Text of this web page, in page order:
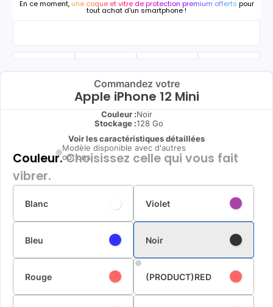
En ce moment, une coque et vitre de protection premium offerts pour
tout achat d'un smartphone !
Commandez votre
Apple iPhone 12 Mini
Couleur :Noir
Stockage :128 Go
Voir les caractéristiques détaillées
Modèle disponible avec d'autres
options
Couleur.Choisissez celle qui vous fait
vibrer.
Blanc Violet
Bleu Noir
Rouge (PRODUCT)RED